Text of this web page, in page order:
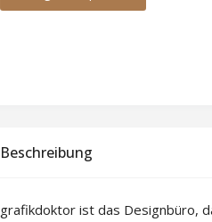
Beschreibung
grafikdoktor ist das Designbüro,